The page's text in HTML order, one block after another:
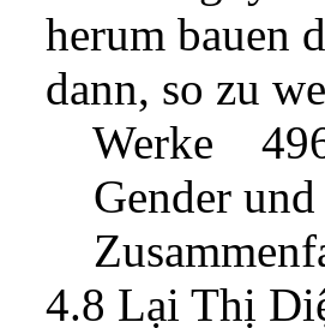
herum bauen
dann, so zu
Werke
Gender
4.8 Lại Thị